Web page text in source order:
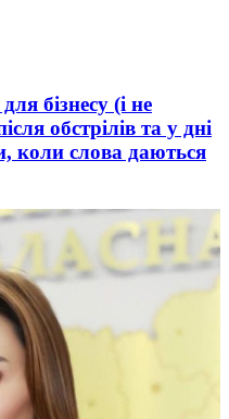
бізнесу (і не
обстрілів та у дні
коли слова даються